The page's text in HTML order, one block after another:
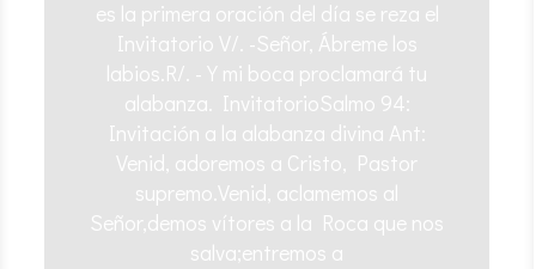
es la primera oración del día se reza el
Invitatorio V/. -Señor, Ábreme los
labios.R/. -Y mi boca proclamará tu
alabanza. InvitatorioSalmo 94:
Invitación a la alabanza divina Ant:
Venid, adoremos a Cristo, Pastor
supremo.Venid, aclamemos al
Señor,demos vítores a la Roca que nos
salva;entremos a